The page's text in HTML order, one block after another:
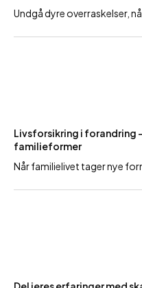
Undgå dyre overraskelser,
Livsforsikring i forandring
familieformer
Når familielivet tager nye